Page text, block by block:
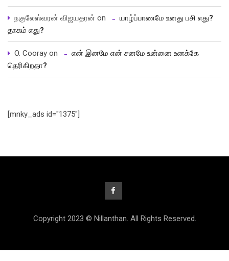
நகுலேஸ்வரன் விஜயதரன் on
யாழ்ப்பாணமே உனது பசி எது?
தாகம் எது?
O. Cooray on
என் இனமே என் சனமே உன்னை உனக்கே
தெரிகிறதா?
[mnky_ads id="1375"]
Copyright 2023 © Nillanthan. All Rights Reserved.